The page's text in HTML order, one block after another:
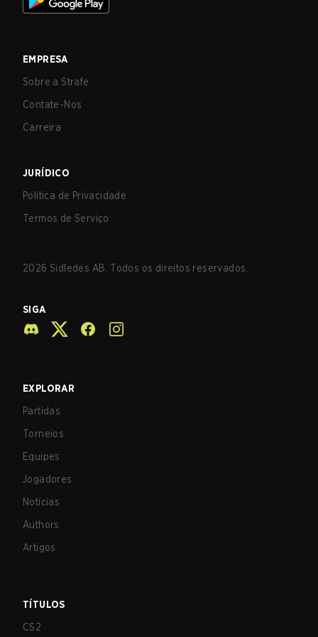
EMPRESA
Sobre a Strafe
Contate-Nos
Carreira
JURÍDICO
Política de Privacidade
Termos de Serviço
2026 Sidledes AB. Todos os direitos reservados.
SIGA
EXPLORAR
Partidas
Torneios
Equipes
Jogadores
Notícias
Authors
Artigos
TÍTULOS
CS2